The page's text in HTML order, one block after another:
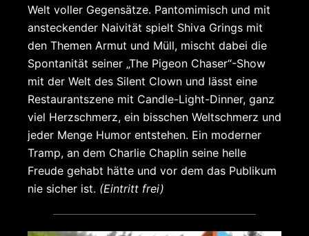
Welt voller Gegensätze. Pantomimisch und mit
ansteckender Naivität spielt Shiva Grings mit
den Themen Armut und Müll, mischt dabei die
Spontanität seiner „The Pigeon Chaser“-Show
mit der Welt des Silent Clown und lässt eine
Restaurantszene mit Candle-Light-Dinner, ganz
viel Herzschmerz, ein bisschen Weltschmerz und
jeder Menge Humor entstehen. Ein moderner
Tramp, an dem Charlie Chaplin seine helle
Freude gehabt hätte und vor dem das Publikum
nie sicher ist. (Eintritt frei)